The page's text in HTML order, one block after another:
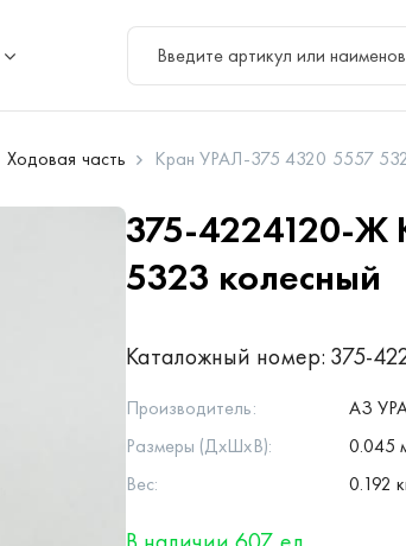
Ходовая часть Кран УРАЛ-375 4320 5557
375-4224120-Ж
5323 колесный
Каталожный номер: 375-
Производитель:
АЗ
Размеры (ДхШхВ):
0.045
Вес:
0.192